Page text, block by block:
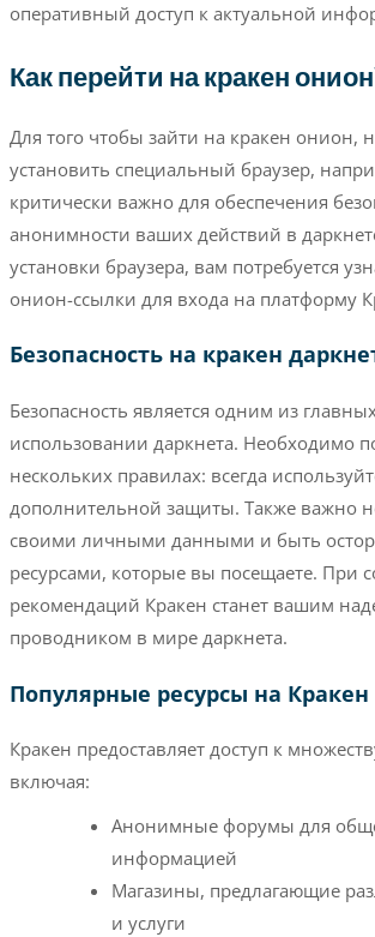
оперативный доступ к актуальной
Как перейти на кракен
Для того чтобы зайти на кракен онион,
установить специальный браузер,
критически важно для обеспечения
анонимности ваших действий в
установки браузера, вам потребуется
онион-ссылки для входа на платформу
Безопасность на кракен
Безопасность является одним из
использовании даркнета. Необходимо
нескольких правилах: всегда
дополнительной защиты. Также важно
своими личными данными и быть
ресурсами, которые вы посещаете. При
рекомендаций Кракен станет вашим
проводником в мире даркнета.
Популярные ресурсы на Кракен
Кракен предоставляет доступ к
включая:
Анонимные форумы для
информацией
Магазины, предлагающие
и услуги